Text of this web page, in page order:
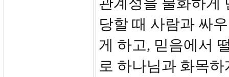
당할 때 사람과 싸
게 하고, 믿음에서
로 하나님과 화목